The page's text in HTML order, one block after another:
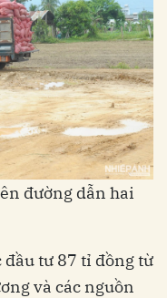
đường dẫn hai
đầu tư 87 tỉ đồng từ
và các nguồn